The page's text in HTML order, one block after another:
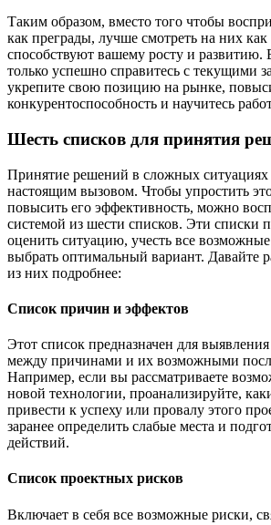
Таким образом, вместо того чтобы
как преграды, лучше смотреть на них
способствуют вашему росту и развитию.
только успешно справитесь с текущими
укрепите свою позицию на рынке,
конкурентоспособность и научитесь
Шесть списков для принятия
Принятие решений в сложных
настоящим вызовом. Чтобы упростить
повысить его эффективность, можно
системой из шести списков. Эти списки
оценить ситуацию, учесть все
выбрать оптимальный вариант. Давайте
из них подробнее:
Список причин и эффектов
Этот список предназначен для выявления
между причинами и их возможными
Например, если вы рассматриваете
новой технологии, проанализируйте,
привести к успеху или провалу этого
заранее определить слабые места и
действий.
Список проектных рисков
Включает в себя все возможные риски,